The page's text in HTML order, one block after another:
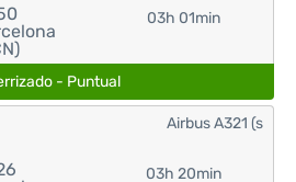
03h 01min
- Puntual
03h 20min
Airbus A321 (s